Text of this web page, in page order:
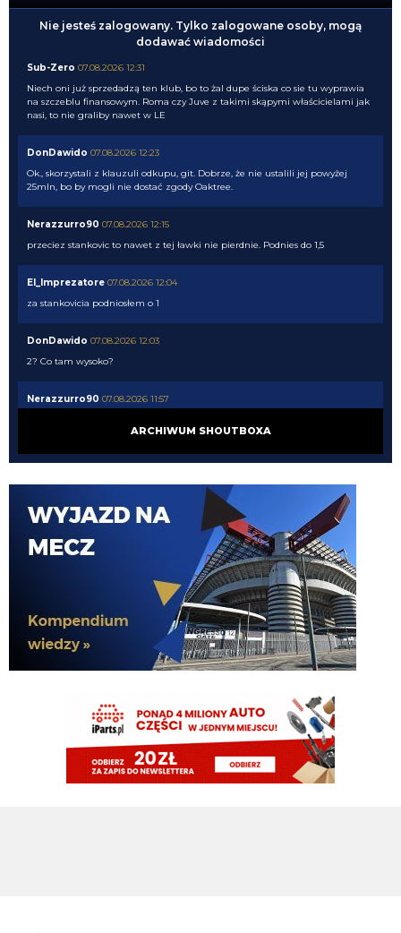
Nie jesteś zalogowany. Tylko zalogowane osoby, mogą
dodawać wiadomości
Sub-Zero 07.08.2026 12:31
Niech oni już sprzedadzą ten klub, bo to żal dupe ściska co sie tu wyprawia
na szczeblu finansowym. Roma czy Juve z takimi skąpymi właścicielami jak
nasi, to nie graliby nawet w LE
DonDawido 07.08.2026 12:23
Ok., skorzystali z klauzuli odkupu, git. Dobrze, że nie ustalili jej powyżej
25mln, bo by mogli nie dostać zgody Oaktree.
Nerazzurro90 07.08.2026 12:15
przeciez stankovic to nawet z tej ławki nie pierdnie. Podnies do 1,5
El_Imprezatore 07.08.2026 12:04
za stankovicia podniosłem o 1
DonDawido 07.08.2026 12:03
2? Co tam wysoko?
Nerazzurro90 07.08.2026 11:57
Nerazzurro90 07.08.2026 11:57
martins2000 07.08.2026 11:57
https://pbs.twimg.com/media/HPEcGmNWoAABFvw?
format=jpg&name=large
07.08.2026 11:54
Nerazzurro90
07.08.2026 11:54
Inter chce 30 baniek za Frattesiego czy oni są normalni?
07.08.2026 11:53
Fcinter bez cny bedzie lepszym portalem nie oszukujmy siem
07.08.2026 11:52
1-10 poproszę.
ARCHIWUM SHOUTBOXA